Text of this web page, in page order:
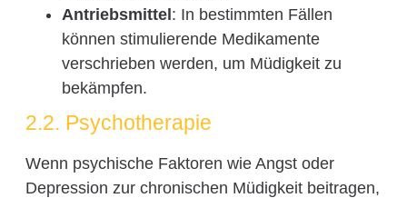
Antriebsmittel: In bestimmten Fällen
können stimulierende Medikamente
verschrieben werden, um Müdigkeit zu
bekämpfen.
2.2. Psychotherapie
Wenn psychische Faktoren wie Angst oder
Depression zur chronischen Müdigkeit beitragen,